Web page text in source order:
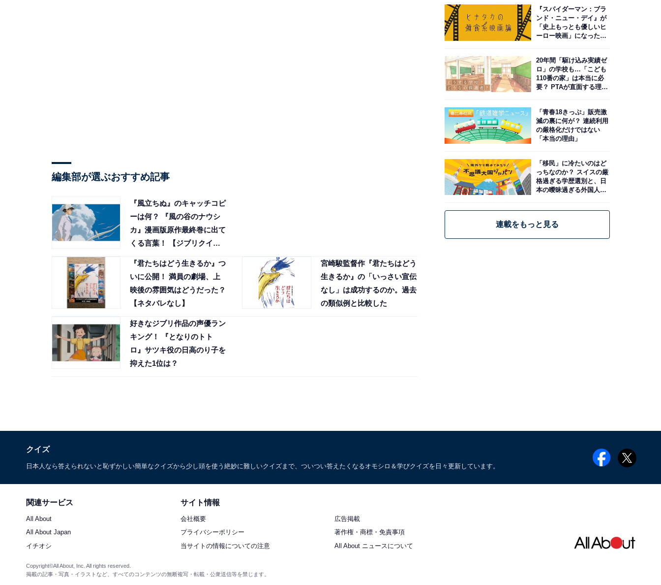
編集部が選ぶおすすめ記事
『風立ちぬ』のキャッチコピ
ーは何？ 『風の谷のナウシ
カ』漫画版原作最終巻に出て
くる言葉！ 【ジブリクイ
『君たちはどう生きるか』つ
いに公開！ 満員の劇場、上
映後の雰囲気はどうだった？
【ネタバレなし】
宮崎駿監督作『君たちはどう
生きるか』の「いっさい宣伝
なし」は成功するのか。過去
の類似例と比較した
好きなジブリ作品の声優ラン
キング！ 『となりのトト
ロ』サツキ役の日高のり子を
抑えた1位は？
『スパイダーマン：ブラ
ンド・ニュー・デイ』が
「史上もっとも優しいヒ
ーロー映画」になった理
20年間「駆け込み実績ゼ
ロ」の学校も…「こども
110番の家」は本当に必
要？ PTAが直面する理想
「青春18きっぷ」販売激
減の裏に何が？ 連続利用
の厳格化だけではない
「本当の理由」
「移民」に冷たいのはど
っちなのか？ スイスの厳
格過ぎる学歴選別と、日
本の曖昧過ぎる外国人政
連載をもっと見る
クイズ
日本人なら答えられないと恥ずかしい簡単なクイズから少し頭を使う絶妙に難しいクイズまで、ついつい答えたくなるオモシロ＆学びクイズを日々更新しています。
関連サービス
All About
All About Japan
イチオシ
サイト情報
会社概要
広告掲載
プライバシーポリシー
著作権・商標・免責事項
当サイトの情報についての注意
All About ニュースについて
Copyright©All About, Inc. All rights reserved.
掲載の記事・写真・イラストなど、すべてのコンテンツの無断複写・転載・公衆送信等を禁じます。